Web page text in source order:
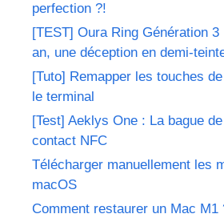
perfection ?!
[TEST] Oura Ring Génération 3
an, une déception en demi-
[Tuto] Remapper les touches
le terminal
[Test] Aeklys One : La bague
contact NFC
Télécharger manuellement les
macOS
Comment restaurer un Mac M1